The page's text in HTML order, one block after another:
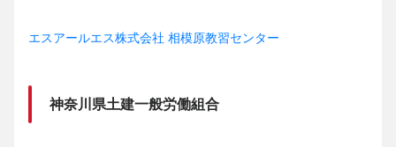
エスアールエス株式会社 相模原教習センター
神奈川県土建一般労働組合